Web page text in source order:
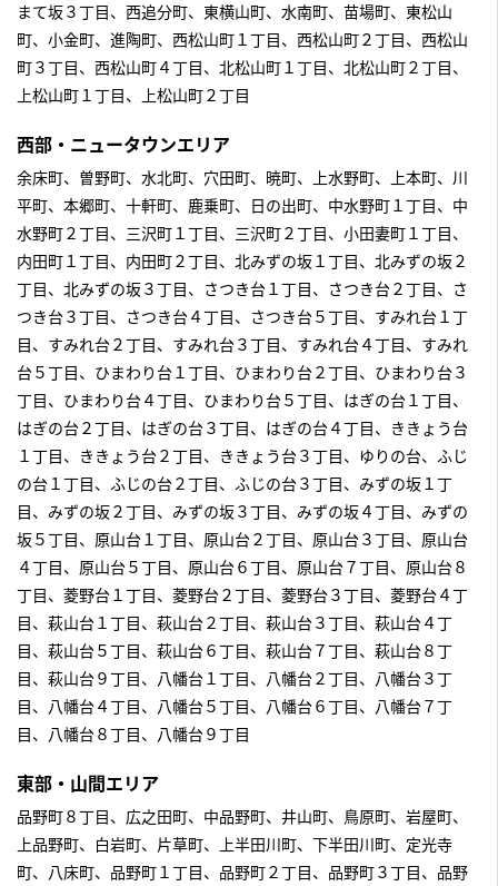
まて坂３丁目、西追分町、東横山町、水南町、苗場町、東松山
町、小金町、進陶町、西松山町１丁目、西松山町２丁目、西松山
町３丁目、西松山町４丁目、北松山町１丁目、北松山町２丁目、
上松山町１丁目、上松山町２丁目
西部・ニュータウンエリア
余床町、曽野町、水北町、穴田町、暁町、上水野町、上本町、川
平町、本郷町、十軒町、鹿乗町、日の出町、中水野町１丁目、中
水野町２丁目、三沢町１丁目、三沢町２丁目、小田妻町１丁目、
内田町１丁目、内田町２丁目、北みずの坂１丁目、北みずの坂２
丁目、北みずの坂３丁目、さつき台１丁目、さつき台２丁目、さ
つき台３丁目、さつき台４丁目、さつき台５丁目、すみれ台１丁
目、すみれ台２丁目、すみれ台３丁目、すみれ台４丁目、すみれ
台５丁目、ひまわり台１丁目、ひまわり台２丁目、ひまわり台３
丁目、ひまわり台４丁目、ひまわり台５丁目、はぎの台１丁目、
はぎの台２丁目、はぎの台３丁目、はぎの台４丁目、ききょう台
１丁目、ききょう台２丁目、ききょう台３丁目、ゆりの台、ふじ
の台１丁目、ふじの台２丁目、ふじの台３丁目、みずの坂１丁
目、みずの坂２丁目、みずの坂３丁目、みずの坂４丁目、みずの
坂５丁目、原山台１丁目、原山台２丁目、原山台３丁目、原山台
４丁目、原山台５丁目、原山台６丁目、原山台７丁目、原山台８
丁目、菱野台１丁目、菱野台２丁目、菱野台３丁目、菱野台４丁
目、萩山台１丁目、萩山台２丁目、萩山台３丁目、萩山台４丁
目、萩山台５丁目、萩山台６丁目、萩山台７丁目、萩山台８丁
目、萩山台９丁目、八幡台１丁目、八幡台２丁目、八幡台３丁
目、八幡台４丁目、八幡台５丁目、八幡台６丁目、八幡台７丁
目、八幡台８丁目、八幡台９丁目
東部・山間エリア
品野町８丁目、広之田町、中品野町、井山町、鳥原町、岩屋町、
上品野町、白岩町、片草町、上半田川町、下半田川町、定光寺
町、八床町、品野町１丁目、品野町２丁目、品野町３丁目、品野